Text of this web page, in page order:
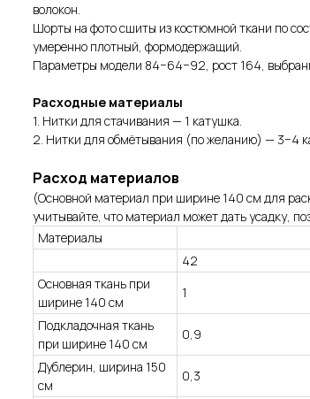
волокон.
Шорты на фото сшиты из костюмной ткани по
умеренно плотный, формодержащий.
Параметры модели 84−64−92, рост 164,
Расходные материалы
1. Нитки для стачивания — 1 катушка.
2. Нитки для обмётывания (по желанию) — 3−4
Расход материалов
(Основной материал при ширине 140 см для
учитывайте, что материал может дать усадку,
Материалы
42
Основная ткань при
ширине 140 см
1
Подкладочная ткань
при ширине 140 см
0,9
Дублерин, ширина 150
см
0,3